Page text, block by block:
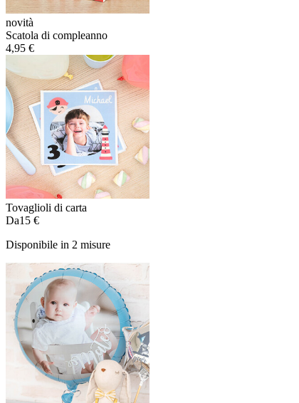
novità
Scatola di compleanno
4,95 €
Tovaglioli di carta
Da15 €
Disponibile in 2 misure